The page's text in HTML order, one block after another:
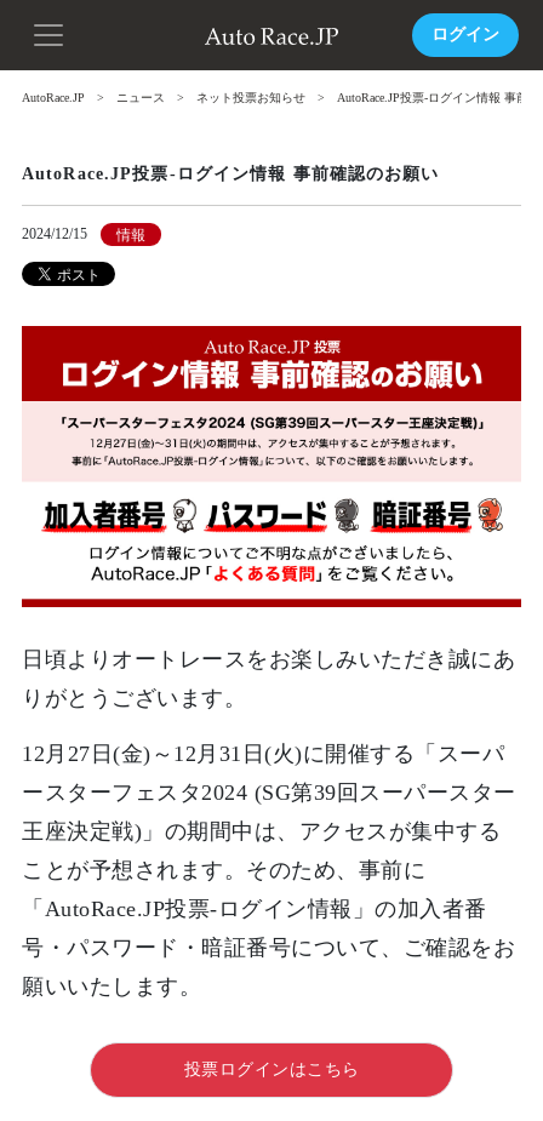
ログイン
AutoRace.JP ニュース ネット投票お知らせ AutoRace.JP投票-ログイン情報 事前
AutoRace.JP投票-ログイン情報 事前確認のお願い
2024/12/15 情報
日頃よりオートレースをお楽しみいただき誠にあ
りがとうございます。
12月27日(金)～12月31日(火)に開催する「スーパ
ースターフェスタ2024 (SG第39回スーパースター
王座決定戦)」の期間中は、アクセスが集中する
ことが予想されます。そのため、事前に
「AutoRace.JP投票-ログイン情報」の加入者番
号・パスワード・暗証番号について、ご確認をお
願いいたします。
投票ログインはこちら